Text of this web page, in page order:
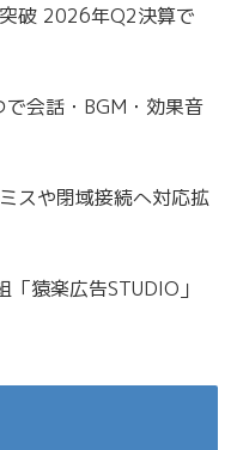
破 2026年Q2決算で
会話・BGM・効果音
スや閉域接続へ対応拡
猿楽広告STUDIO」